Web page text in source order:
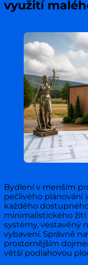
využití
Bydlení v menším
pečlivého plánování
každého
minimalistického žití
systémy, vestavěný
vybavení. Správně
prostornějším
větší podlahovou